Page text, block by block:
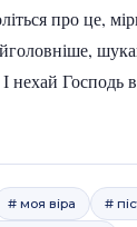
про це,
нехай Господь
# моя віра #